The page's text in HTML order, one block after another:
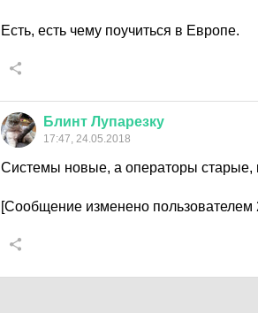
Есть, есть чему поучиться в Европе.
Блинт Лупарезку
17:47, 24.05.2018
Системы новые, а операторы старые,
[Сообщение изменено пользователем